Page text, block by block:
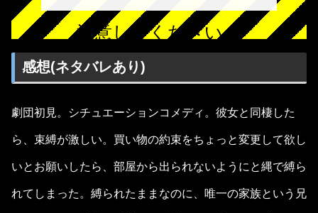
注意してください。
感想(ネタバレあり)
劇団初見。シチュエーションコメディ。彼女と同棲した
ら、束縛が激しい。買い物の約束をちょっと変更して欲し
いとお願いしたら、部屋から出られないようにと縄で縛ら
れてしまった。縛られたままなのに、唯一の家族という兄